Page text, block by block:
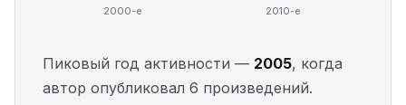
2000-е 2010-е
Пиковый год активности — 2005, когда
автор опубликовал 6 произведений.